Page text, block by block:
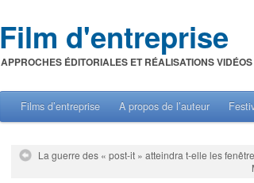
Film d'entreprise
APPROCHES ÉDITORIALES ET RÉALISATIONS
Films d’entreprise A propos de l’auteur
La guerre des « post-it » atteindra t-elle les